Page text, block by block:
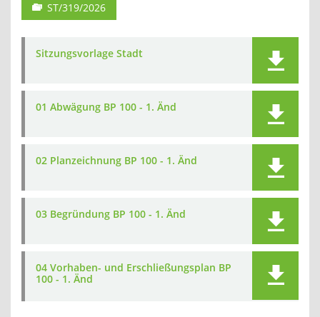
ST/319/2026
Sitzungsvorlage Stadt
01 Abwägung BP 100 - 1. Änd
02 Planzeichnung BP 100 - 1. Änd
03 Begründung BP 100 - 1. Änd
04 Vorhaben- und Erschließungsplan BP
100 - 1. Änd